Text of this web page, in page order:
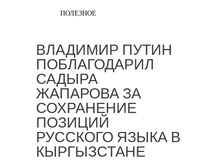
ПОЛЕЗНОЕ
ВЛАДИМИР ПУТИН
ПОБЛАГОДАРИЛ
САДЫРА
ЖАПАРОВА ЗА
СОХРАНЕНИЕ
ПОЗИЦИЙ
РУССКОГО ЯЗЫКА В
КЫРГЫЗСТАНЕ